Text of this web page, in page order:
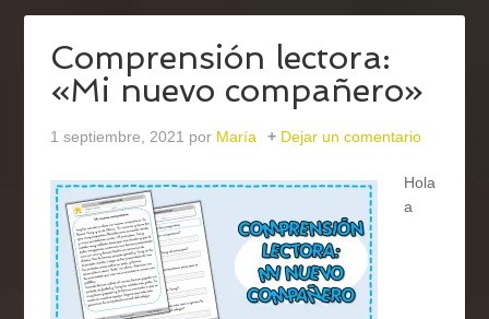
Comprensión lectora:
«Mi nuevo compañero»
1 septiembre, 2021 por María Dejar un comentario
Hola
a